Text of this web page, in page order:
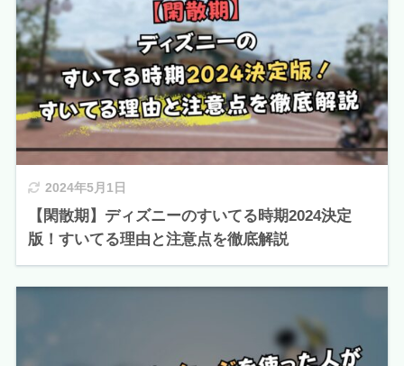
2024年5月1日
【閑散期】ディズニーのすいてる時期2024決定
版！すいてる理由と注意点を徹底解説